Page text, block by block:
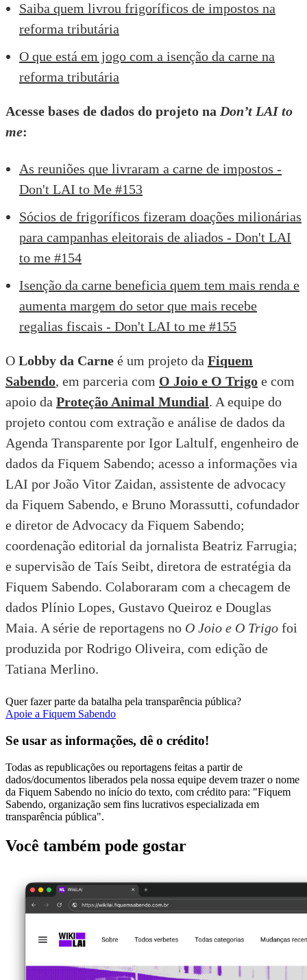
Saiba quem livrou frigoríficos de impostos na
reforma tributária
O que está em jogo com a isenção da carne na
reforma tributária
Acesse bases de dados do projeto na Don’t LAI to
me:
As reuniões que livraram a carne de impostos -
Don't LAI to Me #153
Sócios de frigoríficos fizeram doações milionárias
para campanhas eleitorais de aliados - Don't LAI
to me #154
Isenção da carne beneficia quem tem mais renda e
aumenta margem do setor que mais recebe
regalias fiscais - Don't LAI to me #155
O Lobby da Carne é um projeto da Fiquem
Sabendo, em parceria com O Joio e O Trigo e com
apoio da Proteção Animal Mundial. A equipe do
projeto contou com extração e análise de dados da
Agenda Transparente por Igor Laltulf, engenheiro de
dados da Fiquem Sabendo; acesso a informações via
LAI por João Vitor Zaidan, assistente de advocacy
da Fiquem Sabendo, e Bruno Morassutti, cofundador
e diretor de Advocacy da Fiquem Sabendo;
coordenação editorial da jornalista Beatriz Farrugia;
e supervisão de Taís Seibt, diretora de estratégia da
Fiquem Sabendo. Colaboraram com a checagem de
dados Plínio Lopes, Gustavo Queiroz e Douglas
Maia. A série de reportagens no O Joio e O Trigo foi
produzida por Rodrigo Oliveira, com edição de
Tatiana Merlino.
Quer fazer parte da batalha pela transparência pública?
Apoie a Fiquem Sabendo
Se usar as informações, dê o crédito!
Todas as republicações ou reportagens feitas a partir de
dados/documentos liberados pela nossa equipe devem trazer o nome
da Fiquem Sabendo no início do texto, com crédito para: "Fiquem
Sabendo, organização sem fins lucrativos especializada em
transparência pública".
Você também pode gostar